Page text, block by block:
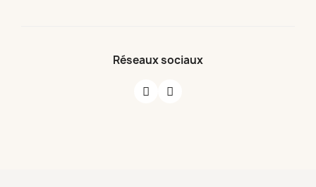
Réseaux sociaux